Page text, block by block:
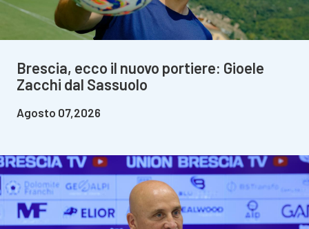
Brescia, ecco il nuovo portiere: Gioele
Zacchi dal Sassuolo
Agosto 07,2026